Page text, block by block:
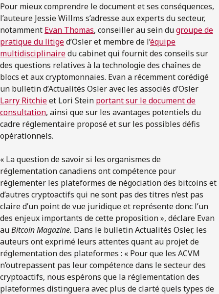
Pour mieux comprendre le document et ses conséquences,
l’auteure Jessie Willms s’adresse aux experts du secteur,
notamment Evan Thomas, conseiller au sein dugroupe de
pratique du litiged’Osler et membre de l’équipe
multidisciplinairedu cabinet qui fournit des conseils sur
des questions relatives à la technologie des chaînes de
blocs et aux cryptomonnaies. Evan a récemment corédigé
un bulletin d’Actualités Osler avec les associés d’Osler
Larry Ritchieet Lori Stein portant sur le document de
consultation, ainsi que sur les avantages potentiels du
cadre réglementaire proposé et sur les possibles défis
opérationnels.
« La question de savoir si les organismes de
réglementation canadiens ont compétence pour
réglementer les plateformes de négociation des bitcoins et
d’autres cryptoactifs qui ne sont pas des titres n’est pas
claire d’un point de vue juridique et représente donc l’un
des enjeux importants de cette proposition », déclare Evan
auBitcoin Magazine. Dans le bulletin Actualités Osler, les
auteurs ont exprimé leurs attentes quant au projet de
réglementation des plateformes : « Pour que les ACVM
n’outrepassent pas leur compétence dans le secteur des
cryptoactifs, nous espérons que la réglementation des
plateformes distinguera avec plus de clarté quels types de